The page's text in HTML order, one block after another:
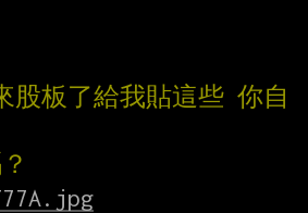
板了給我貼這些 你自